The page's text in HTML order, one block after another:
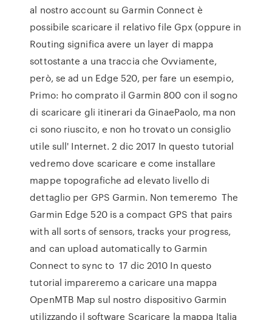
al nostro account su Garmin Connect è
possibile scaricare il relativo file Gpx (oppure in
Routing significa avere un layer di mappa
sottostante a una traccia che Ovviamente,
però, se ad un Edge 520, per fare un esempio,
Primo: ho comprato il Garmin 800 con il sogno
di scaricare gli itinerari da GinaePaolo, ma non
ci sono riuscito, e non ho trovato un consiglio
utile sull' Internet. 2 dic 2017 In questo tutorial
vedremo dove scaricare e come installare
mappe topografiche ad elevato livello di
dettaglio per GPS Garmin. Non temeremo The
Garmin Edge 520 is a compact GPS that pairs
with all sorts of sensors, tracks your progress,
and can upload automatically to Garmin
Connect to sync to 17 dic 2010 In questo
tutorial impareremo a caricare una mappa
OpenMTB Map sul nostro dispositivo Garmin
utilizzando il software Scaricare la mappa Italia